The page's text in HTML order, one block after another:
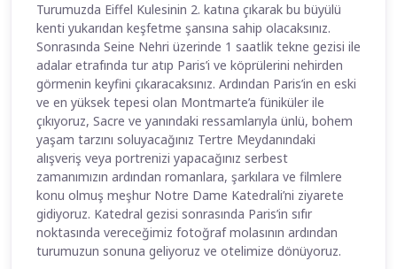
Turumuzda Eiffel Kulesinin 2. katına çıkarak bu büyülü
kenti yukarıdan keşfetme şansına sahip olacaksınız.
Sonrasında Seine Nehri üzerinde 1 saatlik tekne gezisi ile
adalar etrafında tur atıp Paris’i ve köprülerini nehirden
görmenin keyfini çıkaracaksınız. Ardından Paris’in en eski
ve en yüksek tepesi olan Montmarte’a füniküler ile
çıkıyoruz, Sacre ve yanındaki ressamlarıyla ünlü, bohem
yaşam tarzını soluyacağınız Tertre Meydanındaki
alışveriş veya portrenizi yapacağınız serbest
zamanımızın ardından romanlara, şarkılara ve filmlere
konu olmuş meşhur Notre Dame Katedrali’ni ziyarete
gidiyoruz. Katedral gezisi sonrasında Paris’in sıfır
noktasında vereceğimiz fotoğraf molasının ardından
turumuzun sonuna geliyoruz ve otelimize dönüyoruz.